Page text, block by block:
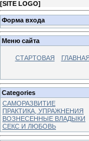
[SITE LOGO]
Форма входа
Меню сайта
СТАРТОВАЯ ГЛАВНАЯ
Categories
САМОРАЗВИТИЕ
ПРАКТИКА, УПРАЖНЕНИЯ
ВОЗНЕСЕННЫЕ ВЛАДЫКИ
СЕКС И ЛЮБОВЬ